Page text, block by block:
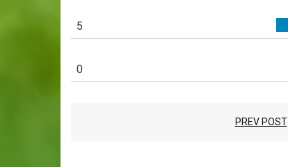
5
0
PREV POST